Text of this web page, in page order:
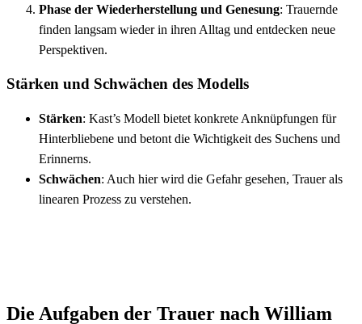
Phase der Wiederherstellung und Genesung: Trauernde
finden langsam wieder in ihren Alltag und entdecken neue
Perspektiven.
Stärken und Schwächen des Modells
Stärken: Kast’s Modell bietet konkrete Anknüpfungen für
Hinterbliebene und betont die Wichtigkeit des Suchens und
Erinnerns.
Schwächen: Auch hier wird die Gefahr gesehen, Trauer als
linearen Prozess zu verstehen.
Die Aufgaben der Trauer nach William